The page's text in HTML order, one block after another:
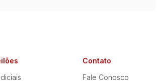
Contato
Fale Conosco